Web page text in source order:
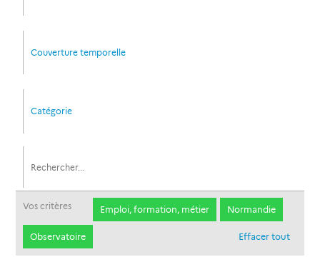
Couverture temporelle
Catégorie
Vos critères Emploi, formation, métier Normandie
Observatoire Effacer tout